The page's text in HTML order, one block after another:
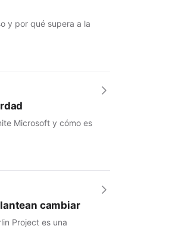
y por qué supera a la
Microsoft y cómo es
cambiar
Project es una